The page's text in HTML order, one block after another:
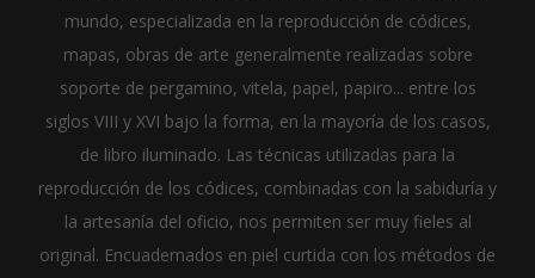
mundo, especializada en la reproducción de códices,
mapas, obras de arte generalmente realizadas sobre
soporte de pergamino, vitela, papel, papiro... entre los
siglos VIII y XVI bajo la forma, en la mayoría de los casos,
de libro iluminado. Las técnicas utilizadas para la
reproducción de los códices, combinadas con la sabiduría y
la artesanía del oficio, nos permiten ser muy fieles al
original. Encuadernados en piel curtida con los métodos de